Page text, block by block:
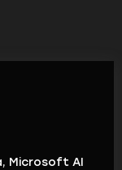
Microsoft AI